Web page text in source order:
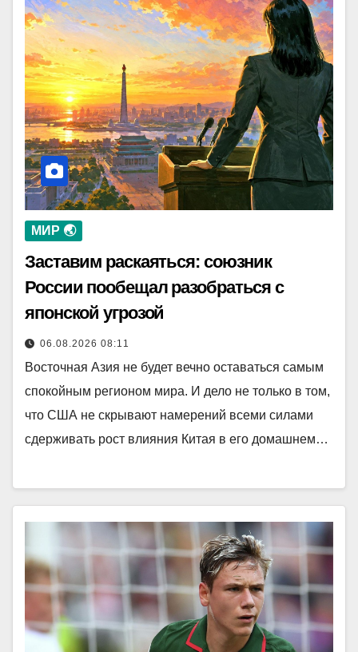
МИР 🌏
Заставим раскаяться: союзник
России пообещал разобраться с
японской угрозой
06.08.2026 08:11
Восточная Азия не будет вечно оставаться самым
спокойным регионом мира. И дело не только в том,
что США не скрывают намерений всеми силами
сдерживать рост влияния Китая в его домашнем…